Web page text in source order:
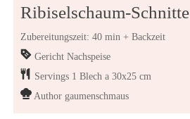
Ribiselschaum-Schnitte
Zubereitungszeit: 40 min + Backzeit
Gericht Nachspeise
Servings 1 Blech a 30x25 cm
Author gaumenschmaus